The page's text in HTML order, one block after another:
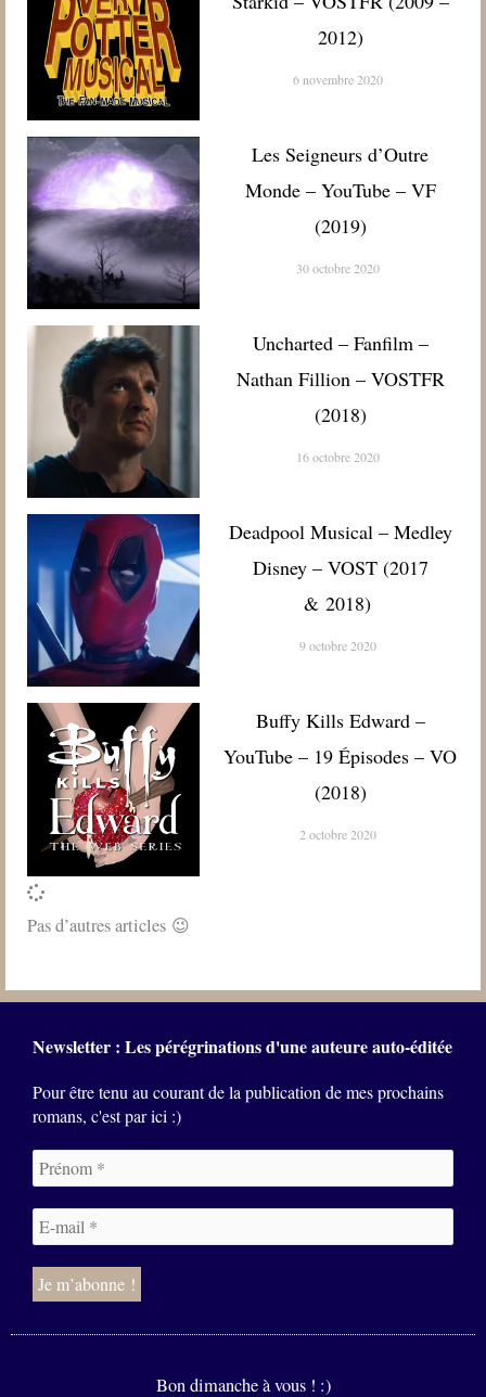
2012)
6 novembre 2020
Les Seigneurs d’Outre
Monde – YouTube – VF
(2019)
30 octobre 2020
Uncharted – Fanfilm –
Nathan Fillion – VOSTFR
(2018)
16 octobre 2020
Deadpool Musical – Medley
Disney – VOST (2017
& 2018)
9 octobre 2020
Buffy Kills Edward –
YouTube – 19 Épisodes – VO
(2018)
2 octobre 2020
Pas d’autres articles 😉
Newsletter : Les pérégrinations d'une auteure auto-éditée
Pour être tenu au courant de la publication de mes prochains
romans, c'est par ici :)
Bon dimanche à vous ! :)